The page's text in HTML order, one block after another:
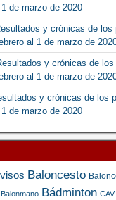
de marzo de 2020
y crónicas de los
al 1 de marzo de
y crónicas de
al 1 de marzo de
y crónicas de los
de marzo de 2020
Baloncesto
Balonmano Bádminton CAV